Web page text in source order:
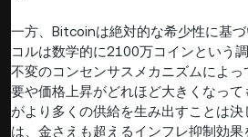
一方、Bitcoinは絶対的な希少性に基
コルは数学的に2100万コインという
不変のコンセンサスメカニズムによ
要や価格上昇がどれほど大きくなっ
がより多くの供給を生み出すことは
は、金さえも超えるインフレ抑制効果